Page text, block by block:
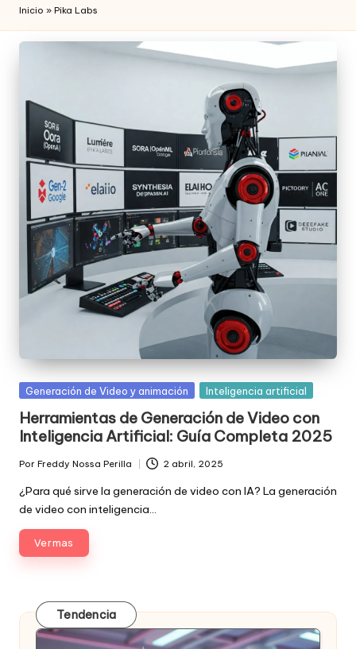
Inicio » Pika Labs
Posted
Generación de Video y animación Inteligencia artificial
Herramientas de Generación de Video con
Inteligencia Artificial: Guía Completa 2025
Publicado
por
Por Freddy Nossa Perilla 2 abril, 2025
¿Para qué sirve la generación de video con IA? La generación
de video con inteligencia…
Ver mas
Tendencia